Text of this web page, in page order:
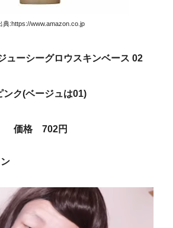
典:https://www.amazon.co.jp
ーシーグロウスキンベース 02
ンク(ベージュは01)
価格 702円